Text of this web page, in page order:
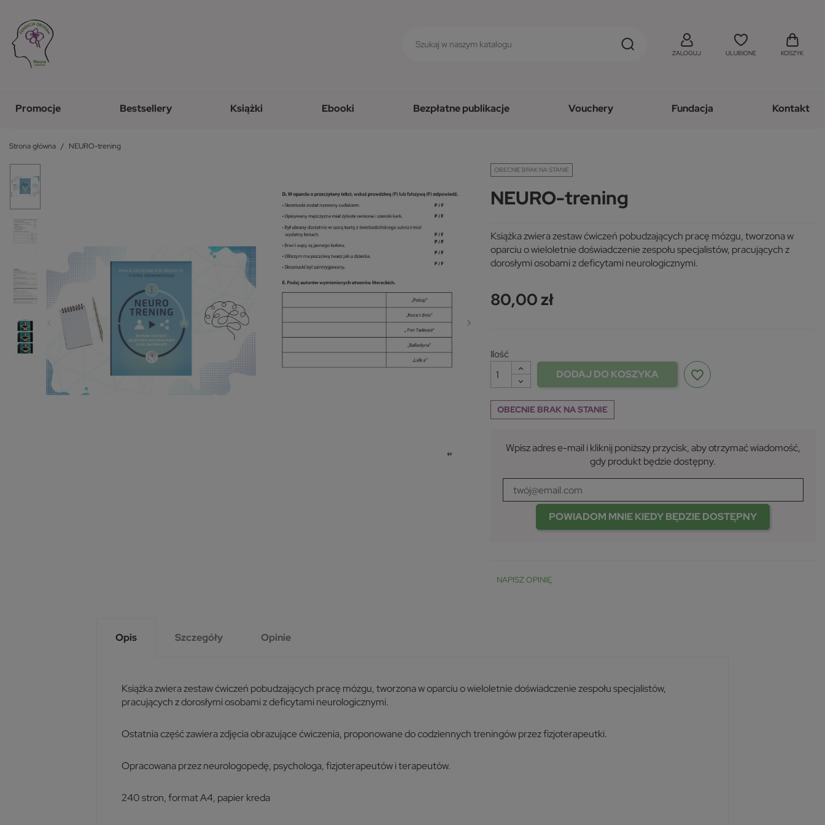
ZALOGUJ ULUBIONE KOSZYK
Promocje Bestsellery Książki Ebooki Bezpłatne publikacje Vouchery Fundacja Kontakt
Strona główna NEURO-trening
OBECNIE BRAK NA STANIE
NEURO-trening
Książka zwiera zestaw ćwiczeń pobudzających pracę mózgu, tworzona w
oparciu o wieloletnie doświadczenie zespołu specjalistów, pracujących z
dorosłymi osobami z deficytami neurologicznymi.
80,00 zł
Ilość
DODAJ DO KOSZYKA favorite_border
OBECNIE BRAK NA STANIE
Wpisz adres e-mail i kliknij poniższy przycisk, aby otrzymać wiadomość,
gdy produkt będzie dostępny.
POWIADOM MNIE KIEDY BĘDZIE DOSTĘPNY
NAPISZ OPINIĘ
Opis Szczegóły Opinie
Książka zwiera zestaw ćwiczeń pobudzających pracę mózgu, tworzona w oparciu o wieloletnie doświadczenie zespołu specjalistów,
pracujących z dorosłymi osobami z deficytami neurologicznymi.
Ostatnia część zawiera zdjęcia obrazujące ćwiczenia, proponowane do codziennych treningów przez fizjoterapeutki.
Opracowana przez neurologopedę, psychologa, fizjoterapeutów i terapeutów.
240 stron, format A4, papier kreda